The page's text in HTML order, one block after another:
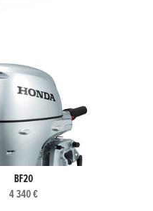
BF20
4 340 €